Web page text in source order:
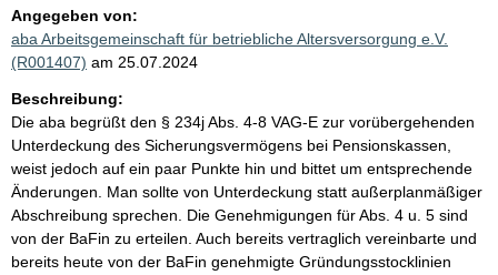
Angegeben von:
aba Arbeitsgemeinschaft für betriebliche Altersversorgung e.V.
(R001407) am 25.07.2024
Beschreibung:
Die aba begrüßt den § 234j Abs. 4-8 VAG-E zur vorübergehenden
Unterdeckung des Sicherungsvermögens bei Pensionskassen,
weist jedoch auf ein paar Punkte hin und bittet um entsprechende
Änderungen. Man sollte von Unterdeckung statt außerplanmäßiger
Abschreibung sprechen. Die Genehmigungen für Abs. 4 u. 5 sind
von der BaFin zu erteilen. Auch bereits vertraglich vereinbarte und
bereits heute von der BaFin genehmigte Gründungsstocklinien